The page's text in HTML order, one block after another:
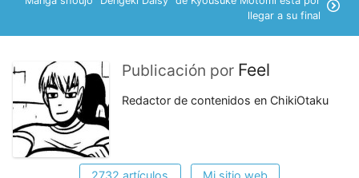
llegar a su final
Publicación por Feel
Redactor de contenidos en ChikiOtaku
2732 artículos Mi sitio web